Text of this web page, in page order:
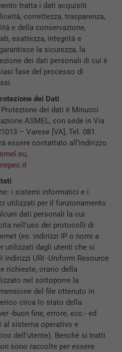
tratta i dati acquisiti
correttezza, trasparenza,
e della conservazione,
esattezza, integrità e
la sicurezza, la
dei dati personali di cui è
fase del processo di
dei Dati
dei dati è Minucci
ASMEL, con sede in Via
– Varese [VA], Tel. 081
essere contattato all’indirizzo
,
i sistemi informatici e i
utilizzati per il funzionamento
dati personali la cui
nell’uso dei protocolli di
(es. indirizzi IP o nomi a
utilizzati dagli utenti che si
indirizzi URI -Uniform Resource
richieste, orario della
nel sottoporre la
del file ottenuto in
circa lo stato della
-buon fine, errore, ecc.- ed
al sistema operativo e
dell’utente). Benché si tratti
sono raccolte per essere